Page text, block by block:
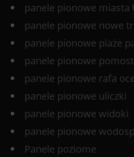
panele pionowe miasta
panele pionowe nowe
panele pionowe plaże
panele pionowe
panele pionowe rafa
panele pionowe uliczki
panele pionowe widoki
panele pionowe
Panele poziome